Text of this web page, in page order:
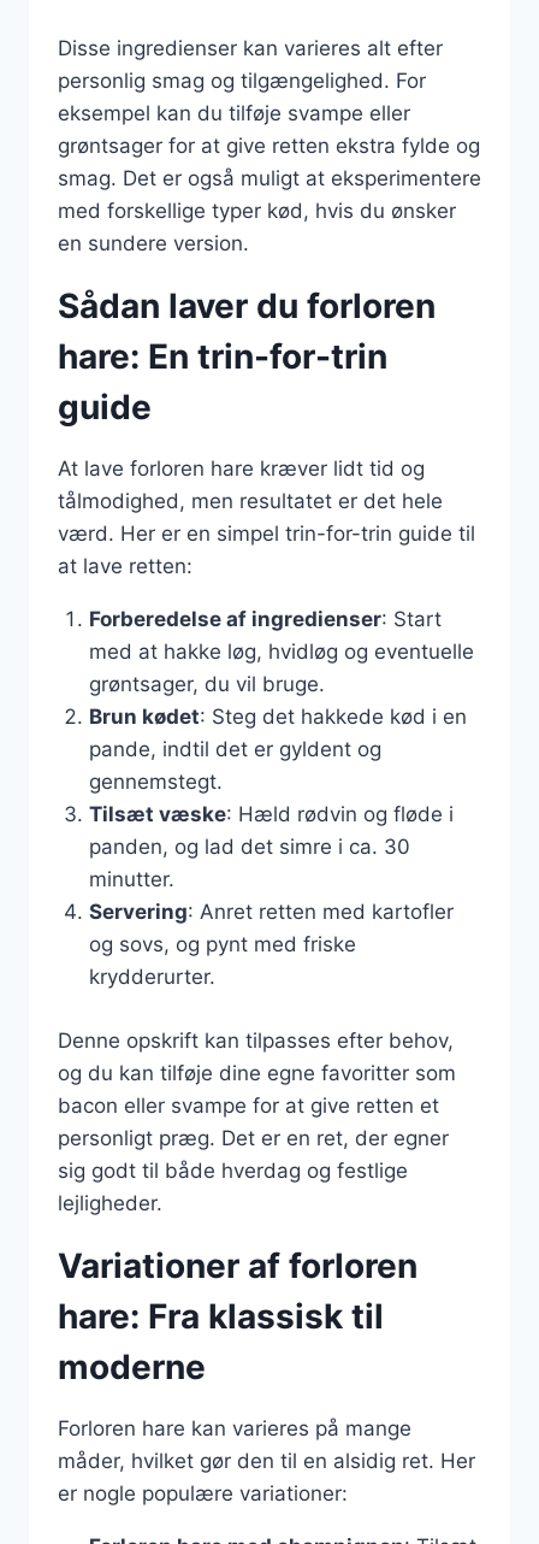
Disse ingredienser kan varieres alt efter
personlig smag og tilgængelighed. For
eksempel kan du tilføje svampe eller
grøntsager for at give retten ekstra fylde og
smag. Det er også muligt at eksperimentere
med forskellige typer kød, hvis du ønsker
en sundere version.
Sådan laver du forloren
hare: En trin-for-trin
guide
At lave forloren hare kræver lidt tid og
tålmodighed, men resultatet er det hele
værd. Her er en simpel trin-for-trin guide til
at lave retten:
Forberedelse af ingredienser: Start
med at hakke løg, hvidløg og eventuelle
grøntsager, du vil bruge.
Brun kødet: Steg det hakkede kød i en
pande, indtil det er gyldent og
gennemstegt.
Tilsæt væske: Hæld rødvin og fløde i
panden, og lad det simre i ca. 30
minutter.
Servering: Anret retten med kartofler
og sovs, og pynt med friske
krydderurter.
Denne opskrift kan tilpasses efter behov,
og du kan tilføje dine egne favoritter som
bacon eller svampe for at give retten et
personligt præg. Det er en ret, der egner
sig godt til både hverdag og festlige
lejligheder.
Variationer af forloren
hare: Fra klassisk til
moderne
Forloren hare kan varieres på mange
måder, hvilket gør den til en alsidig ret. Her
er nogle populære variationer: